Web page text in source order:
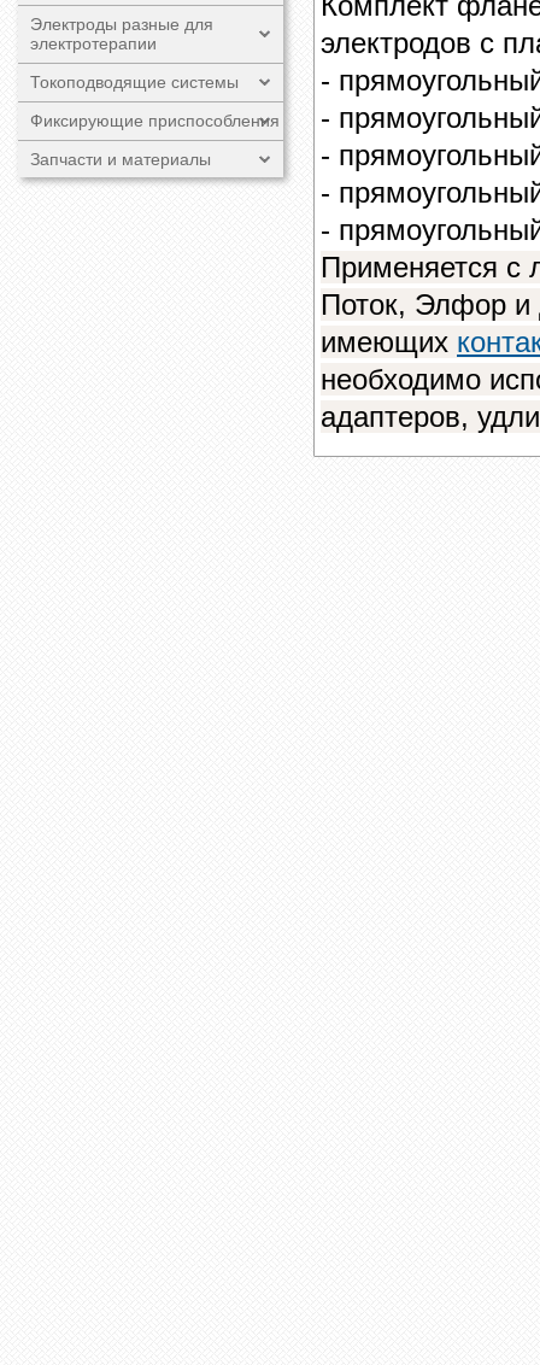
Электроды разные для
электротерапии
Токоподводящие системы
Фиксирующие приспособления
Запчасти и материалы
электродов с
-
-
-
-
-
Применяется с
Поток, Элфор и
имеющих
необходимо
адаптеров,